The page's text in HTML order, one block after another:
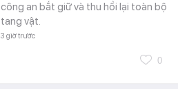
công an bắt giữ và thu hồi lại toàn bộ
tang vật.
3 giờ trước
0